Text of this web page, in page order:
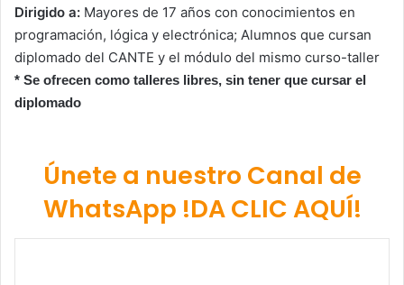
Dirigido a: Mayores de 17 años con conocimientos en
programación, lógica y electrónica; Alumnos que cursan
diplomado del CANTE y el módulo del mismo curso-taller
* Se ofrecen como talleres libres, sin tener que cursar el
diplomado
Únete a nuestro Canal de
WhatsApp !DA CLIC AQUÍ!